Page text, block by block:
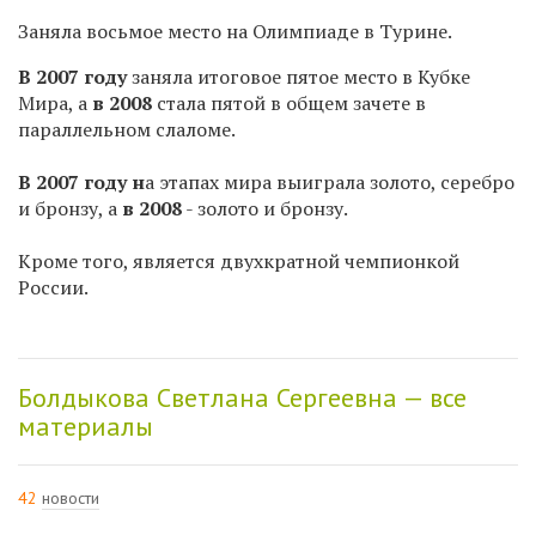
Заняла восьмое место на Олимпиаде в Турине.
В 2007 годузаняла итоговое пятое место в Кубке
Мира, а в 2008 стала пятой в общем зачете в
параллельном слаломе.
В 2007 году на этапах мира выиграла золото, серебро
и бронзу, а в 2008- золото и бронзу.
Кроме того, является двухкратной чемпионкой
России.
Болдыкова Светлана Сергеевна — все
материалы
42 новости